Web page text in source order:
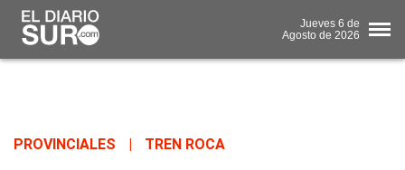
Jueves 6 de
Agosto de 2026
PROVINCIALES TREN ROCA